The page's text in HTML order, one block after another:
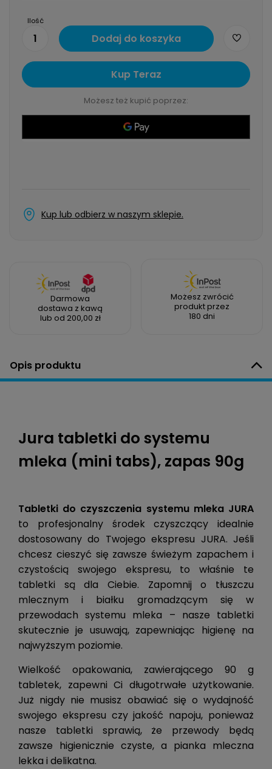
Ilość
1 Dodaj do koszyka
Kup Teraz
Możesz też kupić poprzez:
Kup lub odbierz w naszym sklepie.
Darmowa
dostawa z kawą
lub od 200,00 zł
Możesz zwrócić
produkt przez
180 dni
Opis produktu
Jura tabletki do systemu
mleka (mini tabs), zapas 90g
Tabletki do czyszczenia systemu mleka JURA
to profesjonalny środek czyszczący idealnie
dostosowany do Twojego ekspresu JURA. Jeśli
chcesz cieszyć się zawsze świeżym zapachem i
czystością swojego ekspresu, to właśnie te
tabletki są dla Ciebie. Zapomnij o tłuszczu
mlecznym i białku gromadzącym się w
przewodach systemu mleka – nasze tabletki
skutecznie je usuwają, zapewniając higienę na
najwyższym poziomie.
Wielkość opakowania, zawierającego 90 g
tabletek, zapewni Ci długotrwałe użytkowanie.
Już nigdy nie musisz obawiać się o wydajność
swojego ekspresu czy jakość napoju, ponieważ
nasze tabletki sprawią, że przewody będą
zawsze higienicznie czyste, a pianka mleczna
lekka i delikatna.